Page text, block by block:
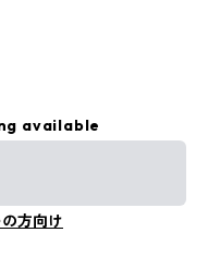
available
方向け